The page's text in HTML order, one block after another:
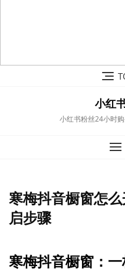
小红
小红书粉丝24小时
寒梅抖音橱窗怎
启步骤
寒梅抖音橱窗：